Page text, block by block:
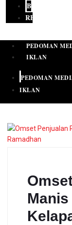
BUDAYA
RELIGI
PEDOMAN
IKLAN
PEDOMAN
IKLAN